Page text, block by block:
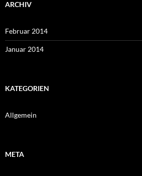
ARCHIV
Februar 2014
Januar 2014
KATEGORIEN
Allgemein
META